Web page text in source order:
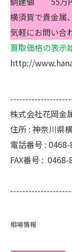
横須賀で貴金属
気軽にお問い合
買取価格の表示
http://
株式会社花岡金
住所 : 神奈川県
電話番号 :
FAX番号 : 0468-
相場情報